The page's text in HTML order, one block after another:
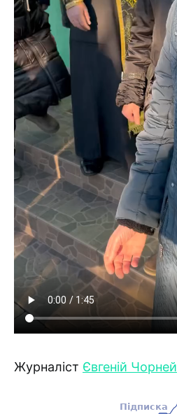
Журналіст Євгеній Чорней